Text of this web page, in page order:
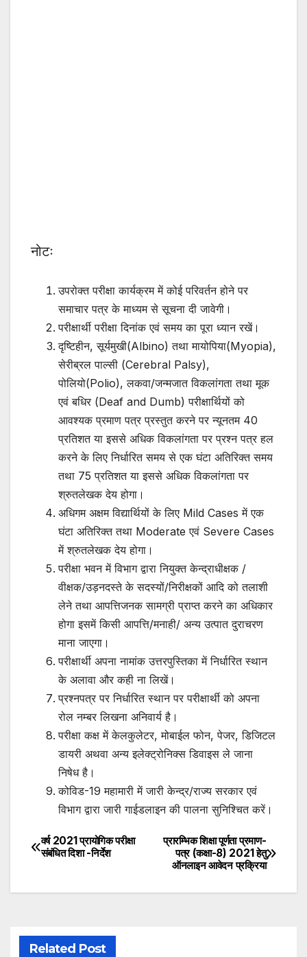
नोटः
उपरोक्त परीक्षा कार्यक्रम में कोई परिवर्तन होने पर
समाचार पत्र के माध्यम से सूचना दी जावेगी।
परीक्षार्थी परीक्षा दिनांक एवं समय का पूरा ध्यान रखें।
दृष्टिहीन, सूर्यमुखी(Albino) तथा मायोपिया(Myopia),
सेरीब्रल पाल्सी (Cerebral Palsy),
पोलियो(Polio), लकवा/जन्मजात विकलांगता तथा मूक
एवं बधिर (Deaf and Dumb) परीक्षार्थियों को
आवश्यक प्रमाण पत्र प्रस्तुत करने पर न्यूनतम 40
प्रतिशत या इससे अधिक विकलांगता पर प्रश्न पत्र हल
करने के लिए निर्धारित समय से एक घंटा अतिरिक्त समय
तथा 75 प्रतिशत या इससे अधिक विकलांगता पर
श्रुतलेखक देय होगा।
अधिगम अक्षम विद्यार्थियों के लिए Mild Cases में एक
घंटा अतिरिक्त तथा Moderate एवं Severe Cases
में श्रुतलेखक देय होगा।
परीक्षा भवन में विभाग द्वारा नियुक्त केन्द्राधीक्षक /
वीक्षक/उड़नदस्ते के सदस्यों/निरीक्षकों आदि को तलाशी
लेने तथा आपत्तिजनक सामग्री प्राप्त करने का अधिकार
होगा इसमें किसी आपत्ति/मनाही/ अन्य उत्पात दुराचरण
माना जाएगा।
परीक्षार्थी अपना नामांक उत्तरपुस्तिका में निर्धारित स्थान
के अलावा और कही ना लिखें।
प्रश्नपत्र पर निर्धारित स्थान पर परीक्षार्थी को अपना
रोल नम्बर लिखना अनिवार्य है।
परीक्षा कक्ष में केलकुलेटर, मोबाईल फोन, पेजर, डिजिटल
डायरी अथवा अन्य इलेक्ट्रोनिक्स डिवाइस ले जाना
निषेध है।
कोविड-19 महामारी में जारी केन्द्र/राज्य सरकार एवं
विभाग द्वारा जारी गाईडलाइन की पालना सुनिश्चित करें।
Post
प्रारम्भिक शिक्षा पूर्णता प्रमाण-
पत्र (कक्षा-8) 2021 हेतु
ऑनलाइन आवेदन प्रक्रिया
वर्ष 2021 प्रायोगिक परीक्षा
संबंधित दिशा -निर्देश
Related Post